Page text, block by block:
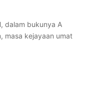
dalam bukunya A
masa kejayaan umat